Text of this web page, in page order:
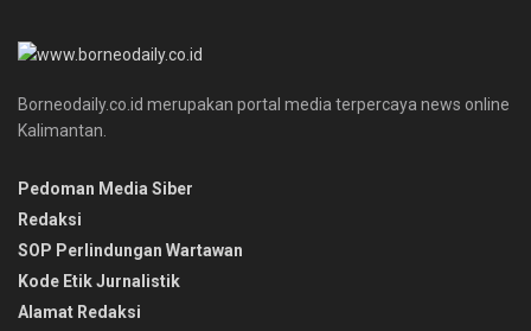
Borneodaily.co.id merupakan portal media terpercaya news online
Kalimantan.
Pedoman Media Siber
Redaksi
SOP Perlindungan Wartawan
Kode Etik Jurnalistik
Alamat Redaksi